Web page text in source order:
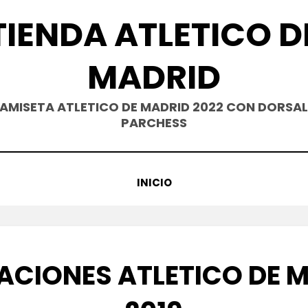
ATLETICO
MADRID
ATLETICO DE MADRID 2022 CON
PARCHESS
INICIO
ATLETICO DE